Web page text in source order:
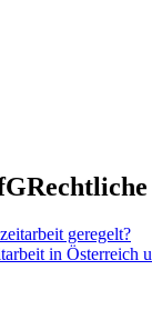
geregelt?
in Österreich